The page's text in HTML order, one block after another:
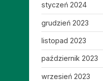
styczeń 2024
grudzień 2023
listopad 2023
październik 2023
wrzesień 2023